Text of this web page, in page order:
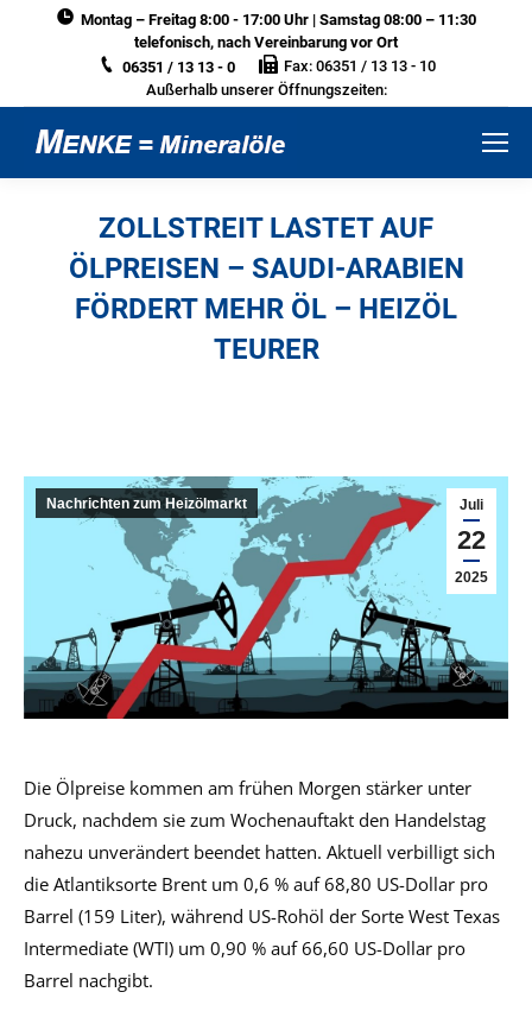
Montag – Freitag 8:00 - 17:00 Uhr | Samstag 08:00 – 11:30
telefonisch, nach Vereinbarung vor Ort
06351 / 13 13 - 0
Fax: 06351 / 13 13 - 10
Außerhalb unserer Öffnungszeiten:
ZOLLSTREIT LASTET AUF
ÖLPREISEN – SAUDI-ARABIEN
FÖRDERT MEHR ÖL – HEIZÖL
TEURER
Juli
22
2025
Nachrichten zum Heizölmarkt
Die Ölpreise kommen am frühen Morgen stärker unter
Druck, nachdem sie zum Wochenauftakt den Handelstag
nahezu unverändert beendet hatten. Aktuell verbilligt sich
die Atlantiksorte Brent um 0,6 % auf 68,80 US-Dollar pro
Barrel (159 Liter), während US-Rohöl der Sorte West Texas
Intermediate (WTI) um 0,90 % auf 66,60 US-Dollar pro
Barrel nachgibt.